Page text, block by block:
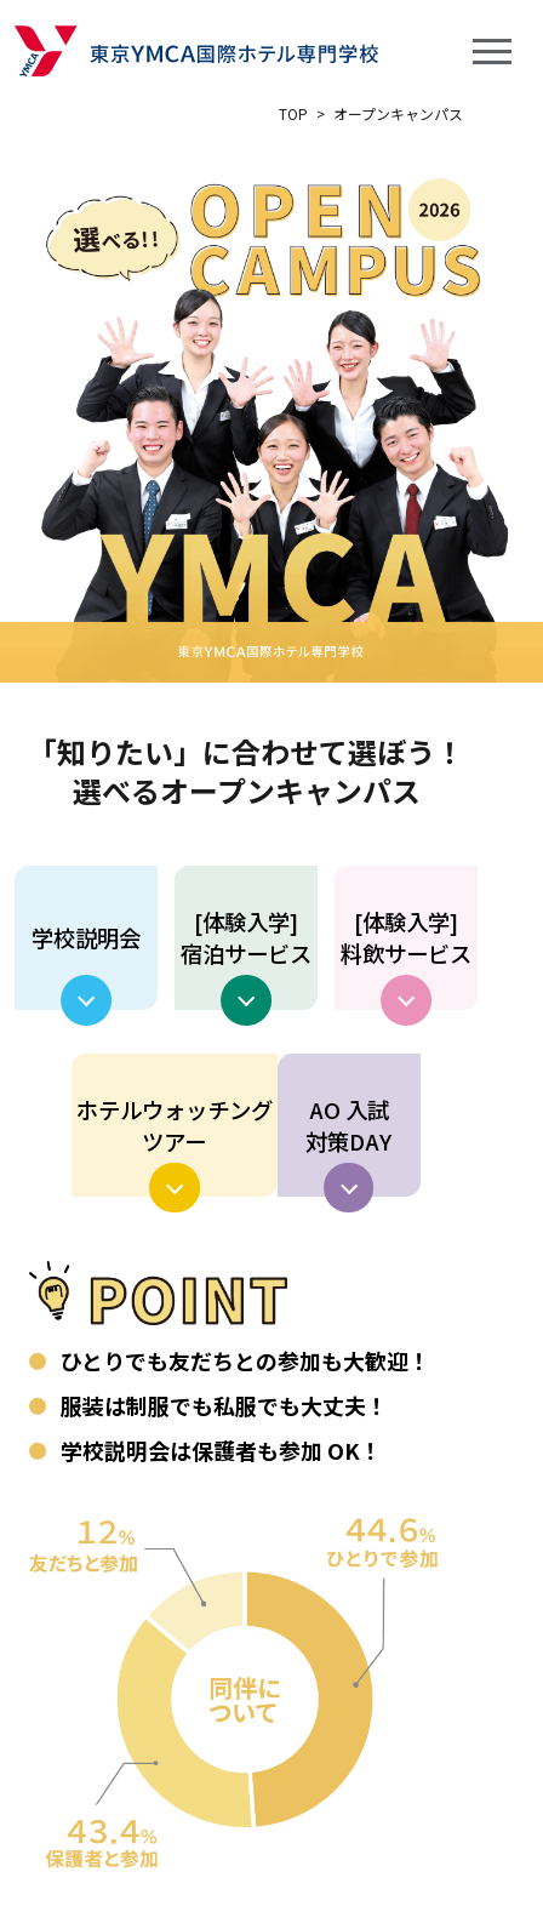
TOP > オープンキャンパス
「知りたい」に合わせて選ぼう！
選べるオープンキャンパス
学校説明会
[体験入学]
宿泊サービス
[体験入学]
料飲サービス
ホテルウォッチング
ツアー
AO 入試
対策DAY
ひとりでも友だちとの参加も大歓迎！
服装は制服でも私服でも大丈夫！
学校説明会は保護者も参加 OK！